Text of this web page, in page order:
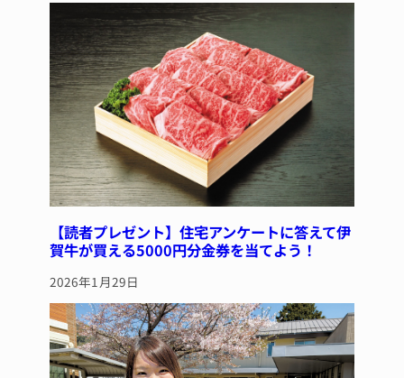
【読者プレゼント】住宅アンケートに答えて伊
賀牛が買える5000円分金券を当てよう！
2026年1月29日